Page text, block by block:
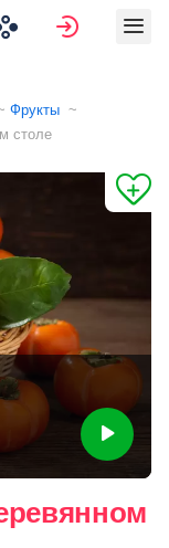
Войти
Фрукты
столе